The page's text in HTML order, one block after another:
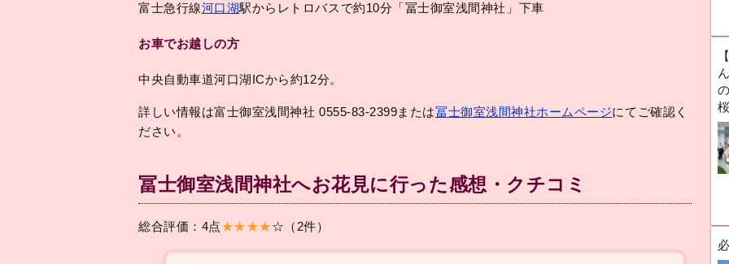
富士急行線河口湖駅からレトロバスで約10分「冨士御室浅間神社」下車
お車でお越しの方
中央自動車道河口湖ICから約12分。
詳しい情報は富士御室浅間神社 0555-83-2399または冨士御室浅間神社ホームページにてご確認く
ださい。
冨士御室浅間神社へお花見に行った感想・クチコミ
総合評価：4点★★★★☆（2件）